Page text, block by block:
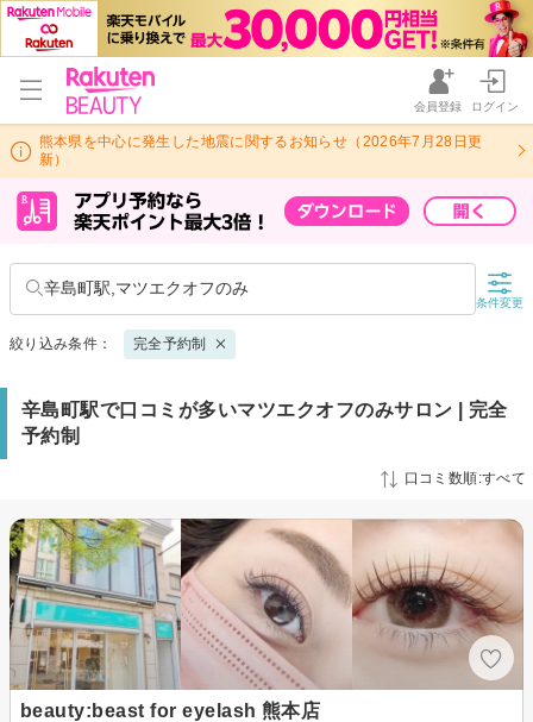
会員登録 ログイン
熊本県を中心に発生した地震に関するお知らせ（2026年7月28日更
新）
辛島町駅,マツエクオフのみ
条件変更
絞り込み条件： 完全予約制
辛島町駅で口コミが多いマツエクオフのみサロン | 完全
予約制
口コミ数順:すべて
beauty:beast for eyelash 熊本店